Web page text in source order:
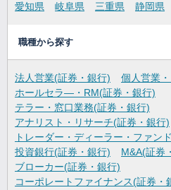
愛知県 岐阜県 三重県 静岡県
職種から探す
法人営業(証券・銀行)
個人営業
ホールセラ―・RM(証券・銀行)
テラー・窓口業務(証券・銀行)
アナリスト・リサーチ(証券・銀行)
トレーダー・ディーラー・ファン
投資銀行(証券・銀行)
M&A(証券
ブローカー(証券・銀行)
コーポレートファイナンス(証券・